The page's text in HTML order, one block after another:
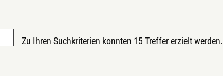
Zu Ihren Suchkriterien konnten 15 Treffer erzielt werden.